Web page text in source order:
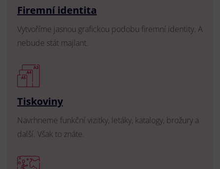
Firemní identita
Vytvoříme jasnou grafickou podobu firemní identity. A
nebude stát majlant.
Tiskoviny
Navrhneme funkční vizitky, letáky, katalogy, brožury a
další. Však to znáte.